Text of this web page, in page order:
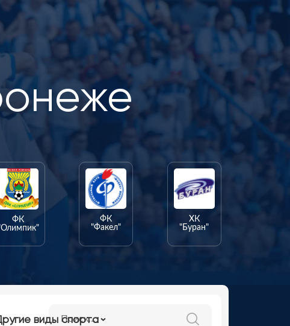
ФК
ФК
"Факел"
ХК
"Буран"
виды спорта